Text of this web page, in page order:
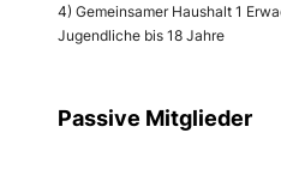
4) Gemeinsamer Haushalt 1
Jugendliche bis 18 Jahre
Passive Mitglieder